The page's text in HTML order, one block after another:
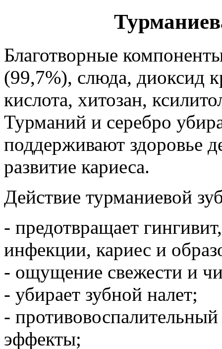
Благотворные
(99,7%), слюда, диоксид
кислота, хитозан,
Турманий и серебро
поддерживают здоровье
развитие кариеса.
Действие турманиевой
- предотвращает
инфекции, кариес и
- ощущение свежести и
- убирает зубной налет;
-
эффекты;